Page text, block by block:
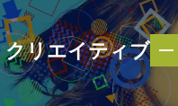
クリエイティブ